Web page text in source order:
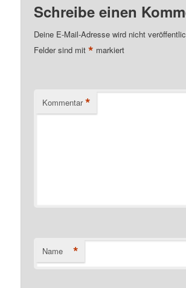
Schreibe einen
Deine E-Mail-Adresse wird nicht
Felder sind mit* markiert
Kommentar *
Name *